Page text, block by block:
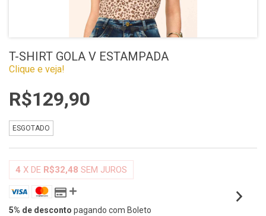
T-SHIRT GOLA V ESTAMPADA
Clique e veja!
R$129,90
ESGOTADO
4 X DE R$32,48 SEM JUROS
5% de desconto pagando com Boleto